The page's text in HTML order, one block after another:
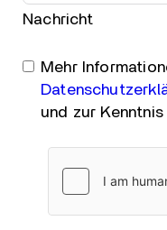
Nachricht
Mehr
und zur Kenntnis